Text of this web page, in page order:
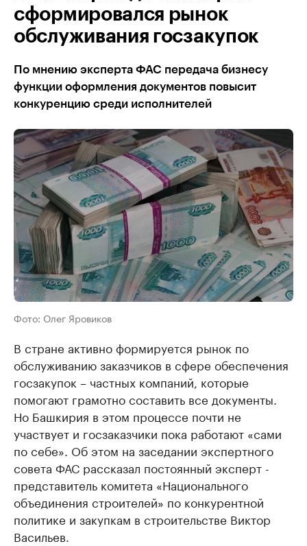
сформировался рынок
обслуживания госзакупок
По мнению эксперта ФАС передача бизнесу
функции оформления документов повысит
конкуренцию среди исполнителей
Фото: Олег Яровиков
В стране активно формируется рынок по
обслуживанию заказчиков в сфере обеспечения
госзакупок – частных компаний, которые
помогают грамотно составить все документы.
Но Башкирия в этом процессе почти не
участвует и госзаказчики пока работают «сами
по себе». Об этом на заседании экспертного
совета ФАС рассказал постоянный эксперт -
представитель комитета «Национального
объединения строителей» по конкурентной
политике и закупкам в строительстве Виктор
Васильев.